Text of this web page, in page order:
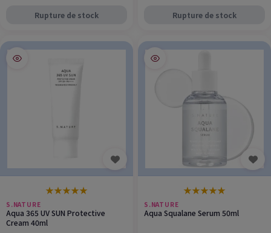
Rupture de stock
Rupture de stock
★★★★★
S.NATURE
Aqua 365 UV SUN Protective
Cream 40ml
★★★★★
S.NATURE
Aqua Squalane Serum 50ml